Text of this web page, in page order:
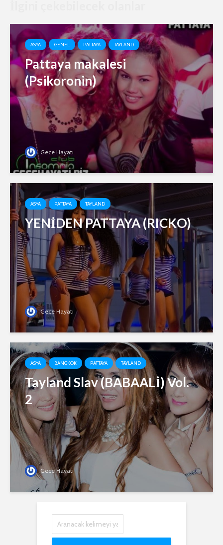
ASYA GENEL PATTAYA TAYLAND
Pattaya makalesi
(Psikoronin)
Gece Hayatı
ASYA PATTAYA TAYLAND
YENİDEN PATTAYA (RICKO)
Gece Hayatı
ASYA BANGKOK PATTAYA TAYLAND
Tayland Slav (BABAALİ) Vol.
2
Gece Hayatı